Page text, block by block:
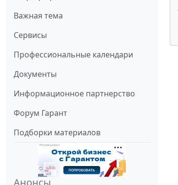
Важная тема
Сервисы
Профессиональные календари
Документы
Информационное партнерство
Форум Гарант
Подборки материалов